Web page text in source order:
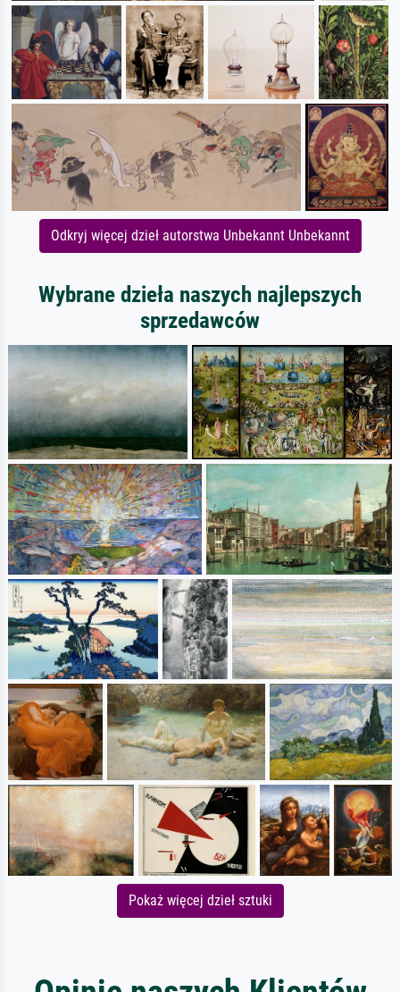
Odkryj więcej dzieł autorstwa Unbekannt Unbekannt
Wybrane dzieła naszych najlepszych
sprzedawców
Pokaż więcej dzieł sztuki